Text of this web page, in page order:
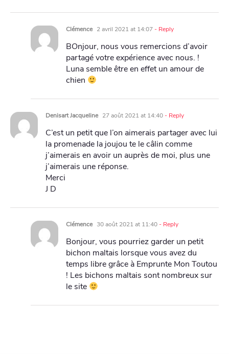
Clémence 2 avril 2021 at 14:07- Reply
BOnjour, nous vous remercions d’avoir
partagé votre expérience avec nous. !
Luna semble être en effet un amour de
chien
Denisart Jacqueline 27 août 2021 at 14:40- Reply
C’est un petit que l’on aimerais partager avec lui
la promenade la joujou te le câlin comme
j’aimerais en avoir un auprès de moi, plus une
j’aimerais une réponse.
Merci
J D
Clémence 30 août 2021 at 11:40- Reply
Bonjour, vous pourriez garder un petit
bichon maltais lorsque vous avez du
temps libre grâce à Emprunte Mon Toutou
! Les bichons maltais sont nombreux sur
le site